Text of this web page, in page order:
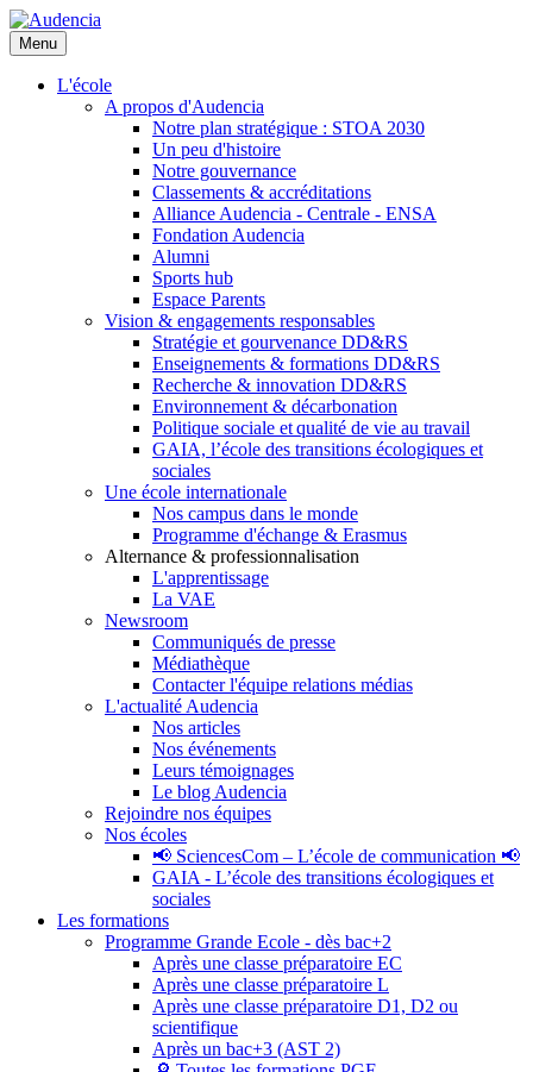
Aller
au
contenu
principal
Menu
L'école
A propos d'Audencia
Notre plan stratégique : STOA 2030
Un peu d'histoire
Notre gouvernance
Classements & accréditations
Alliance Audencia - Centrale - ENSA
Fondation Audencia
Alumni
Sports hub
Espace Parents
Vision & engagements responsables
Stratégie et gourvenance DD&RS
Enseignements & formations DD&RS
Recherche & innovation DD&RS
Environnement & décarbonation
Politique sociale et qualité de vie au travail
GAIA, l’école des transitions écologiques et
sociales
Une école internationale
Nos campus dans le monde
Programme d'échange & Erasmus
Alternance & professionnalisation
L'apprentissage
La VAE
Newsroom
Communiqués de presse
Médiathèque
Contacter l'équipe relations médias
L'actualité Audencia
Nos articles
Nos événements
Leurs témoignages
Le blog Audencia
Rejoindre nos équipes
Nos écoles
📢 SciencesCom – L’école de communication 📢
GAIA - L’école des transitions écologiques et
sociales
Les formations
Programme Grande Ecole - dès bac+2
Après une classe préparatoire EC
Après une classe préparatoire L
Après une classe préparatoire D1, D2 ou
scientifique
Après un bac+3 (AST 2)